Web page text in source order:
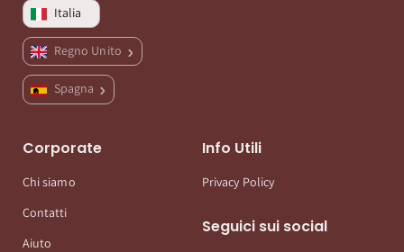
Italia
Regno Unito
Spagna
Corporate
Chi siamo
Contatti
Aiuto
Info Utili
Privacy Policy
Seguici sui social